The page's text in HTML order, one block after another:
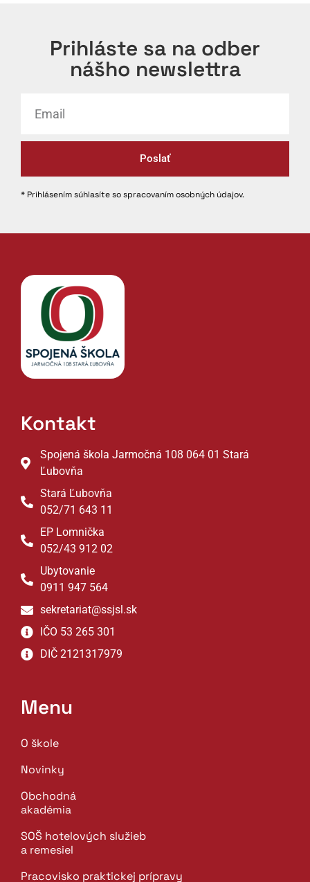
Prihláste sa na odber
nášho newslettra
Poslať
* Prihlásením súhlasíte so spracovaním osobných údajov.
Kontakt
Spojená škola Jarmočná 108 064 01 Stará
Ľubovňa
Stará Ľubovňa
052/71 643 11
EP Lomnička
052/43 912 02
Ubytovanie
0911 947 564
sekretariat@ssjsl.sk
IČO 53 265 301
DIČ 2121317979
Menu
O škole
Novinky
Obchodná
akadémia
SOŠ hotelových služieb
a remesiel
Pracovisko praktickej prípravy